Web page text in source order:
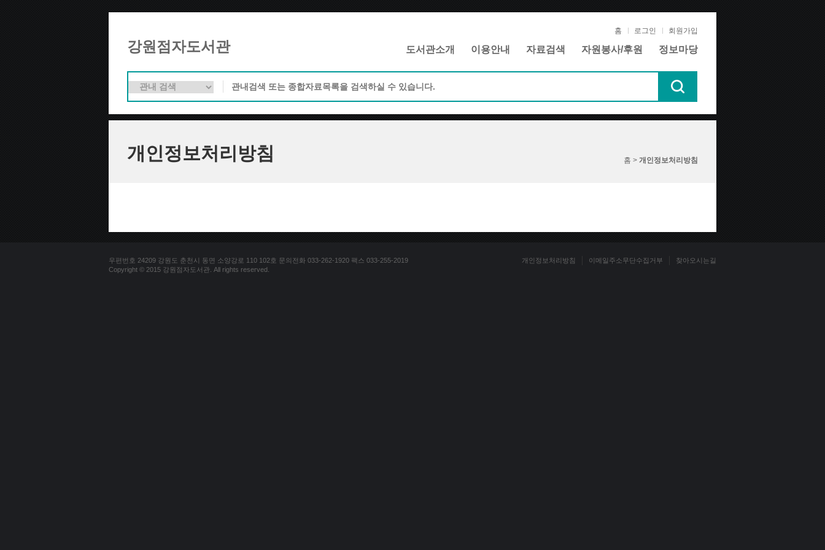
강원점자도서관
홈 로그인 회원가입
도서관소개 이용안내 자료검색 자원봉사/후원 정보마당
개인정보처리방침 홈 > 개인정보처리방침
우편번호 24209 강원도 춘천시 동면 소양강로 110 102호 문의전화 033-262-1920 팩스 033-255-2019
Copyright © 2015 강원점자도서관. All rights reserved.
개인정보처리방침 이메일주소무단수집거부 찾아오시는길